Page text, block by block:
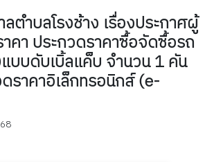
ตำบลโรงช้าง เรื่องประกาศผู้
าคา ประกวดราคาซื้อจัดซื้อรถ
บบดับเบิ้ลแค็บ จำนวน 1 คัน
ราคาอิเล็กทรอนิกส์ (e-